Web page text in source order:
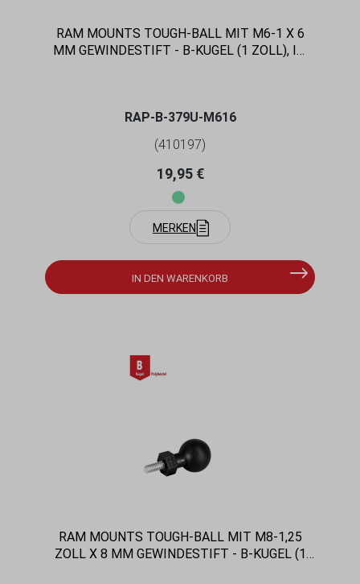
RAM MOUNTS TOUGH-BALL MIT M6-1 X 6
MM GEWINDESTIFT - B-KUGEL (1 ZOLL), IM
RAP-B-379U-M616
(410197)
Regulärer Preis:
19,95 €
MERKEN
IN DEN WARENKORB
RAM MOUNTS TOUGH-BALL MIT M8-1,25
ZOLL X 8 MM GEWINDESTIFT - B-KUGEL (1